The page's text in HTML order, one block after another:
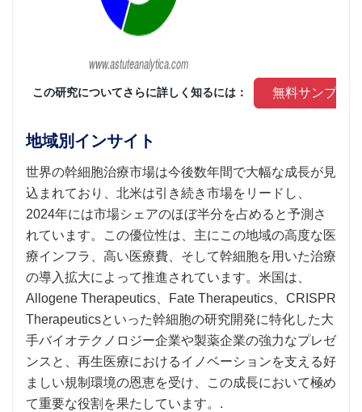
この研究についてさらに詳しく知るには： 無料サンプル
地域別インサイト
世界の幹細胞治療市場は今後数年間で大幅な成長が見
込まれており、北米は引き続き市場をリードし、
2024年には市場シェアのほぼ半分を占めると予測さ
れています。この優位性は、主にこの地域の高度な医
療インフラ、高い医療費、そして幹細胞を用いた治療
の導入拡大によって推進されています。米国は、
Allogene Therapeutics、Fate Therapeutics、CRISPR
Therapeuticsといった幹細胞の研究開発に特化した大
手バイオテクノロジー企業や製薬企業の強力なプレゼ
ンスと、再生医療におけるイノベーションを支える好
ましい規制環境の恩恵を受け、この成長において極め
て重要な役割を果たしています。.